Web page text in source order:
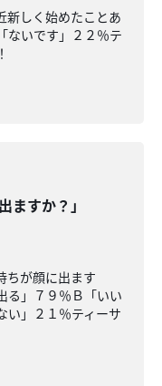
新しく始めたことあ
ないです」２２％テ
ますか？」
ちが顔に出ます
る」７９％Ｂ「いい
い」２１％ティーサ